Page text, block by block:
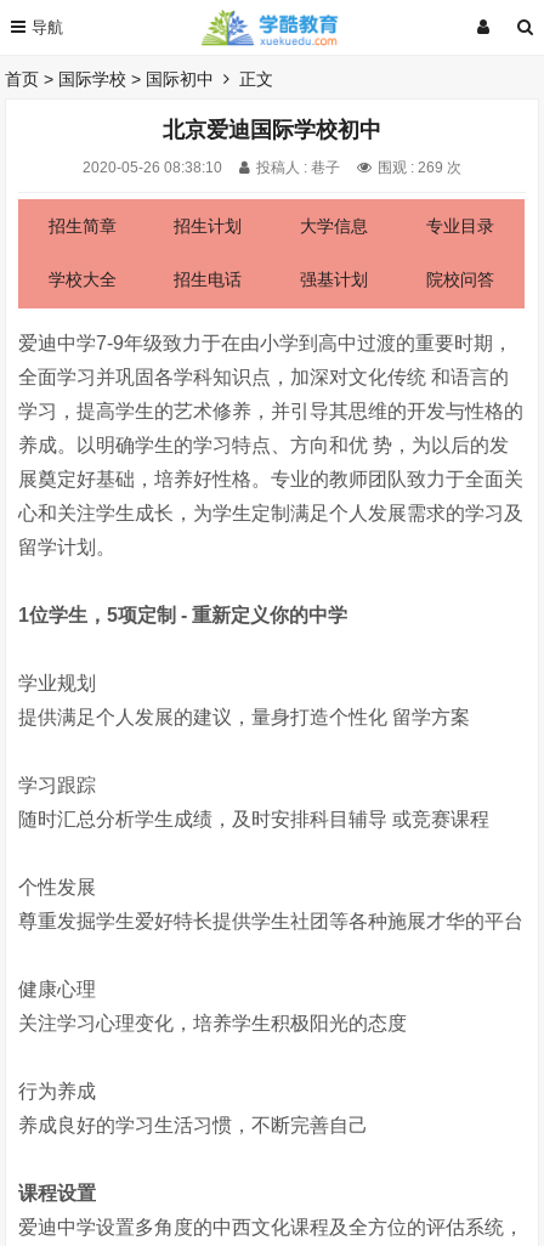
首页 > 国际学校 > 国际初中 正文
北京爱迪国际学校初中
2020-05-26 08:38:10 投稿人 : 巷子 围观 : 269 次
招生简章 招生计划 大学信息 专业目录
学校大全 招生电话 强基计划 院校问答
爱迪中学7-9年级致力于在由小学到高中过渡的重要时期，
全面学习并巩固各学科知识点，加深对文化传统 和语言的
学习，提高学生的艺术修养，并引导其思维的开发与性格的
养成。以明确学生的学习特点、方向和优 势，为以后的发
展奠定好基础，培养好性格。专业的教师团队致力于全面关
心和关注学生成长，为学生定制满足个人发展需求的学习及
留学计划。
1位学生，5项定制 - 重新定义你的中学
学业规划
提供满足个人发展的建议，量身打造个性化 留学方案
学习跟踪
随时汇总分析学生成绩，及时安排科目辅导 或竞赛课程
个性发展
尊重发掘学生爱好特长提供学生社团等各种施展才华的平台
健康心理
关注学习心理变化，培养学生积极阳光的态度
行为养成
养成良好的学习生活习惯，不断完善自己
课程设置
爱迪中学设置多角度的中西文化课程及全方位的评估系统，